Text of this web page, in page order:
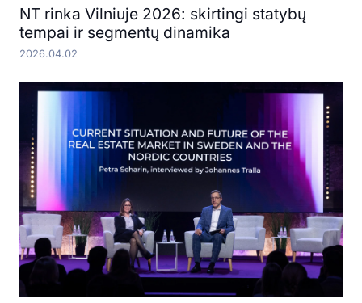
NT rinka Vilniuje 2026: skirtingi statybų
tempai ir segmentų dinamika
2026.04.02